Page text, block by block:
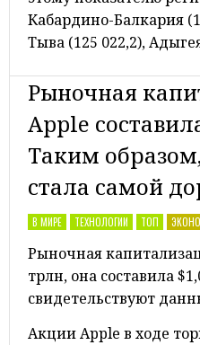
Кабардино-Балкария
Тыва (125 022,2),
Рыночная
Apple
Таким
стала самой
В МИРЕ ТЕХНОЛОГИИ ТОП
Рыночная
трлн, она составила
свидетельствуют
Акции Apple в ходе